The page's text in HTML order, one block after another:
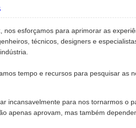
esforçamos para aprimorar as
técnicos, designers e
tempo e recursos para pesquisar as
incansavelmente para nos tornarmos o
apenas aprovam, mas também